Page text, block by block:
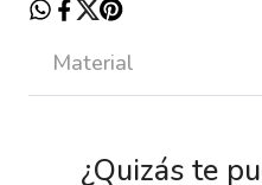
Material
¿Quizás te